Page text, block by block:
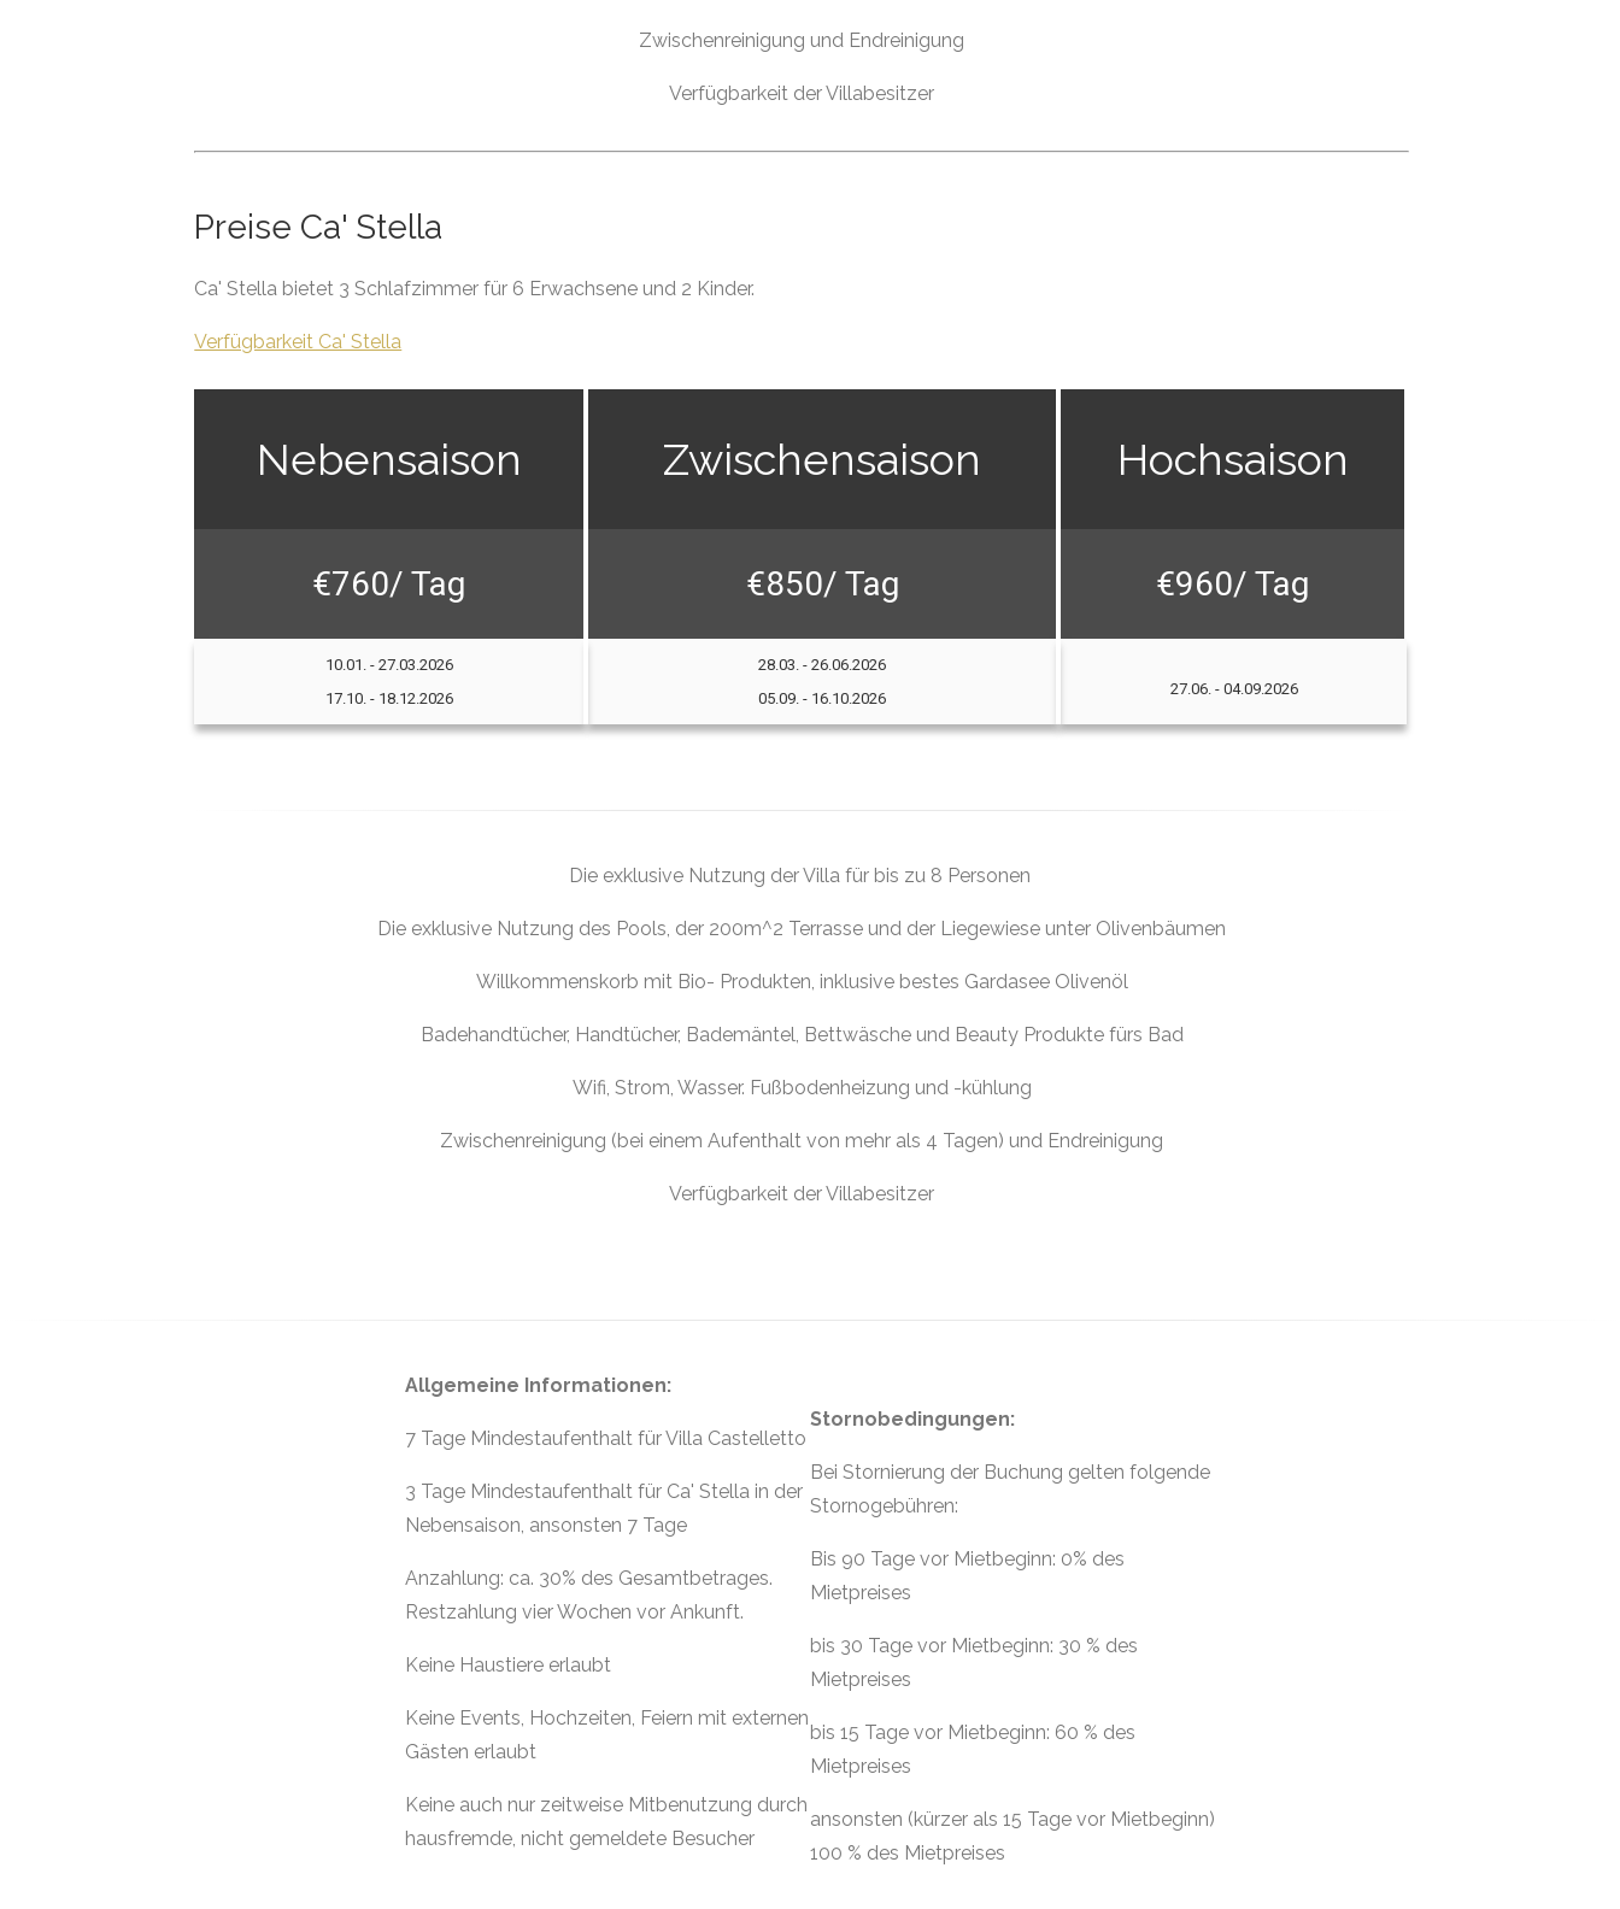
Zwischenreinigung und Endreinigung
Verfügbarkeit der Villabesitzer
Preise Ca' Stella
Ca' Stella bietet 3 Schlafzimmer für 6 Erwachsene und 2 Kinder.
Verfügbarkeit Ca' Stella
Nebensaison Zwischensaison Hochsaison
€760/ Tag €850/ Tag €960/ Tag
10.01. - 27.03.2026
17.10. - 18.12.2026
28.03. - 26.06.2026
05.09. - 16.10.2026
27.06. - 04.09.2026
Die exklusive Nutzung der Villa für bis zu 8 Personen
Die exklusive Nutzung des Pools, der 200m^2 Terrasse und der Liegewiese unter Olivenbäumen
Willkommenskorb mit Bio- Produkten, inklusive bestes Gardasee Olivenöl
Badehandtücher, Handtücher, Bademäntel, Bettwäsche und Beauty Produkte fürs Bad
Wifi, Strom, Wasser. Fußbodenheizung und -kühlung
Zwischenreinigung (bei einem Aufenthalt von mehr als 4 Tagen) und Endreinigung
Verfügbarkeit der Villabesitzer
Allgemeine Informationen:
7 Tage Mindestaufenthalt für Villa Castelletto
3 Tage Mindestaufenthalt für Ca' Stella in der
Nebensaison, ansonsten 7 Tage
Anzahlung: ca. 30% des Gesamtbetrages.
Restzahlung vier Wochen vor Ankunft.
Keine Haustiere erlaubt
Keine Events, Hochzeiten, Feiern mit externen
Gästen erlaubt
Keine auch nur zeitweise Mitbenutzung durch
hausfremde, nicht gemeldete Besucher
Stornobedingungen:
Bei Stornierung der Buchung gelten folgende
Stornogebühren:
Bis 90 Tage vor Mietbeginn: 0% des
Mietpreises
bis 30 Tage vor Mietbeginn: 30 % des
Mietpreises
bis 15 Tage vor Mietbeginn: 60 % des
Mietpreises
ansonsten (kürzer als 15 Tage vor Mietbeginn)
100 % des Mietpreises